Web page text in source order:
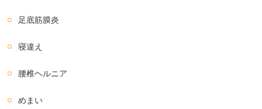
足底筋膜炎
寝違え
腰椎ヘルニア
めまい